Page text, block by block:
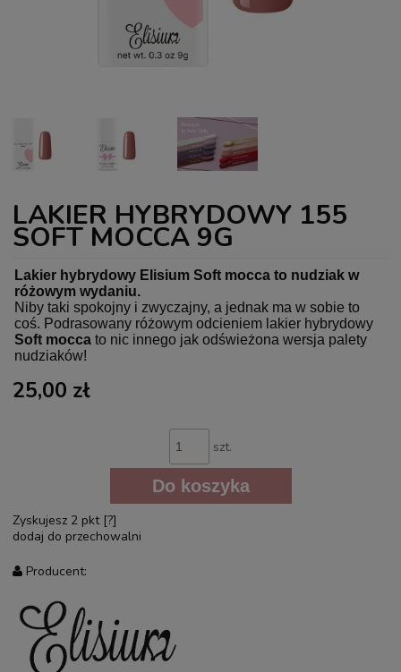
LAKIER HYBRYDOWY 155
SOFT MOCCA 9G
Lakier hybrydowy Elisium Soft mocca to nudziak w
różowym wydaniu.
Niby taki spokojny i zwyczajny, a jednak ma w sobie to
coś. Podrasowany różowym odcieniem lakier hybrydowy
Soft mocca to nic innego jak odświeżona wersja palety
nudziaków!
25,00 zł
szt.
Do koszyka
Zyskujesz 2 pkt [?]
dodaj do przechowalni
Producent: